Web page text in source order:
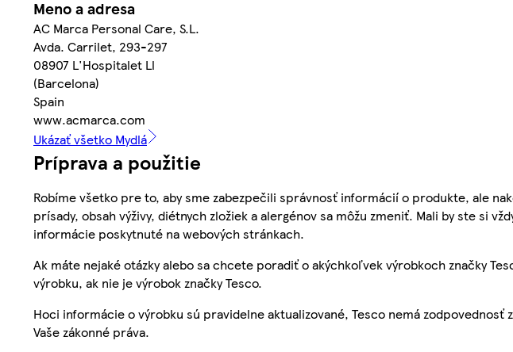
Meno a adresa
AC Marca Personal Care, S.L.
Avda. Carrilet, 293-297
08907 L'Hospitalet Ll
(Barcelona)
Spain
www.acmarca.com
Ukázať všetko Mydlá
Príprava a použitie
Robíme všetko pre to, aby sme zabezpečili správnosť informácií o produkte, ale
prísady, obsah výživy, diétnych zložiek a alergénov sa môžu zmeniť. Mali by ste si
informácie poskytnuté na webových stránkach.
Ak máte nejaké otázky alebo sa chcete poradiť o akýchkoľvek výrobkoch značky
výrobku, ak nie je výrobok značky Tesco.
Hoci informácie o výrobku sú pravidelne aktualizované, Tesco nemá
Vaše zákonné práva.